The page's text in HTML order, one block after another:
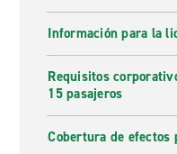
Información para la
Requisitos
15 pasajeros
Cobertura de efectos